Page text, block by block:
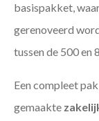
basispakket,
gerenoveerd
tussen de 500 en
Een compleet
gemaakte